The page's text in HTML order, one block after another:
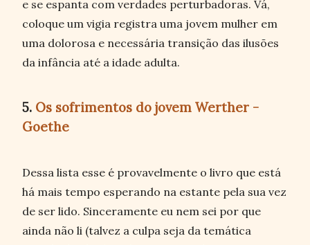
e se espanta com verdades perturbadoras. Vá,
coloque um vigia registra uma jovem mulher em
uma dolorosa e necessária transição das ilusões
da infância até a idade adulta.
5. Os sofrimentos do jovem Werther -
Goethe
Dessa lista esse é provavelmente o livro que está
há mais tempo esperando na estante pela sua vez
de ser lido. Sinceramente eu nem sei por que
ainda não li (talvez a culpa seja da temática